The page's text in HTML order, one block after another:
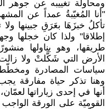
ومحاولة تغييبه عن جوهر
"أنا المُغيّبةُ عمداً عن
تأكلُ خبزَهَا بعَرَقِ جبينها
إطلاقا" ولذا كان خجلها
طريقها، وهو يناولها
الأرض التي شَكَّلتْ ولا
سياسات المصادرة
وهنا تذكر حياة مفارقة
أنها في إحدى زياراتها
القوميّة على الورقة الواجب